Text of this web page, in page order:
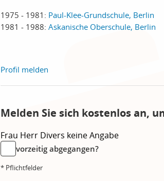
1975 - 1981: Paul-Klee-Grundschule, Berlin
1981 - 1988: Askanische Oberschule, Berlin
Profil melden
Melden Sie sich kostenlos an,
Frau Herr Divers keine Angabe
vorzeitig abgegangen?
* Pflichtfelder